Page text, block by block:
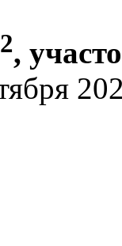
2,